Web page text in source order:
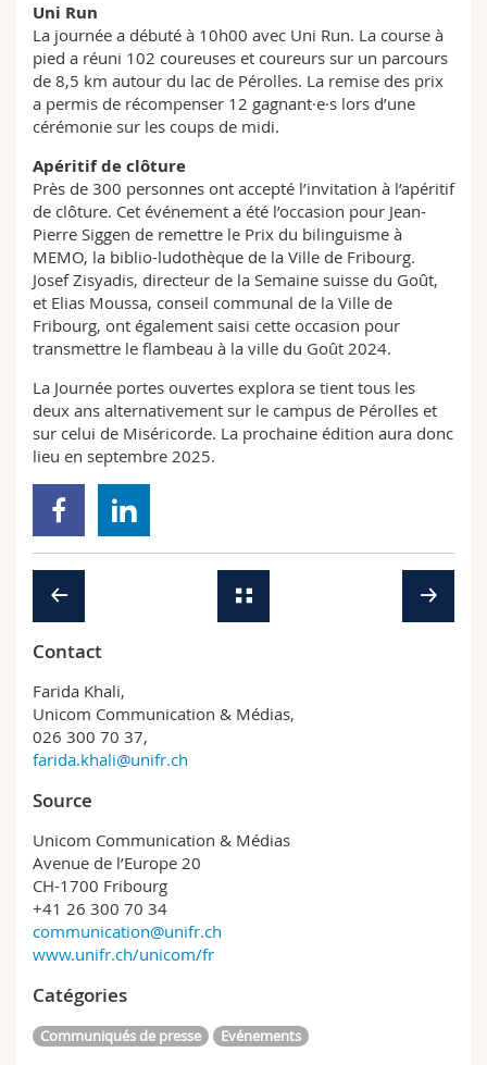
Uni Run
La journée a débuté à 10h00 avec Uni Run. La course à
pied a réuni 102 coureuses et coureurs sur un parcours
de 8,5 km autour du lac de Pérolles. La remise des prix
a permis de récompenser 12 gagnant·e·s lors d’une
cérémonie sur les coups de midi.
Apéritif de clôture
Près de 300 personnes ont accepté l’invitation à l’apéritif
de clôture. Cet événement a été l’occasion pour Jean-
Pierre Siggen de remettre le Prix du bilinguisme à
MEMO, la biblio-ludothèque de la Ville de Fribourg.
Josef Zisyadis, directeur de la Semaine suisse du Goût,
et Elias Moussa, conseil communal de la Ville de
Fribourg, ont également saisi cette occasion pour
transmettre le flambeau à la ville du Goût 2024.
La Journée portes ouvertes explora se tient tous les
deux ans alternativement sur le campus de Pérolles et
sur celui de Miséricorde. La prochaine édition aura donc
lieu en septembre 2025.
Contact
Farida Khali,
Unicom Communication & Médias,
026 300 70 37,
farida.khali@unifr.ch
Source
Unicom Communication & Médias
Avenue de l’Europe 20
CH-1700 Fribourg
+41 26 300 70 34
communication@unifr.ch
www.unifr.ch/unicom/fr
Catégories
Communiqués de presse Evénements